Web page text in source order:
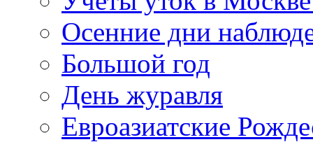
Осенние дни
Большой год
День журавля
Евроазиатские